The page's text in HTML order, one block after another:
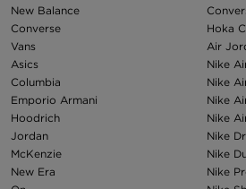
New Balance
Converse
Vans
Asics
Columbia
Emporio Armani
Hoodrich
Jordan
McKenzie
New Era
Hoka
Air
Nike
Nike
Nike
Nike
Nike
Nike
Nike